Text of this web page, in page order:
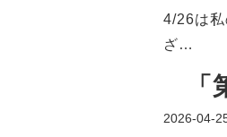
4/26は
ざ…
2026-04-